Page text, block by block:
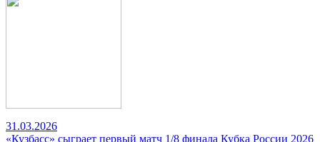
31.03.2026
«Кузбасс» сыграет первый матч 1/8 финала Кубка России 2026